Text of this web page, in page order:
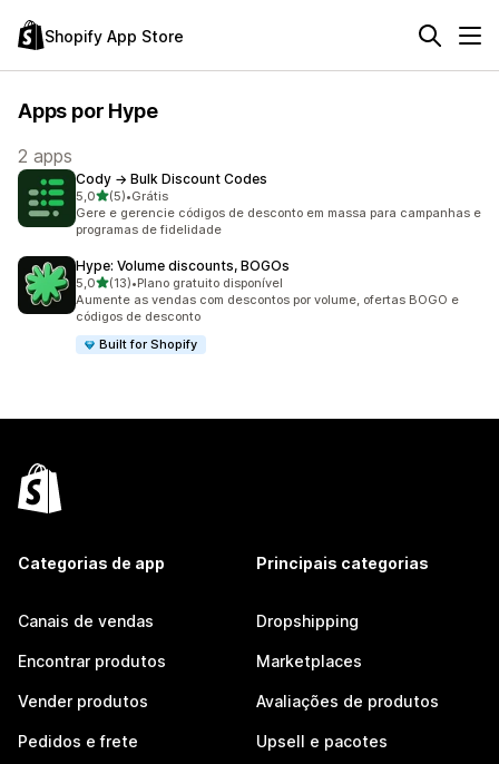
Shopify App Store
Apps por Hype
2 apps
Cody → Bulk Discount Codes
5,0de 5 estrelas
(5)
5 avaliações ao todo
•Grátis
Gere e gerencie códigos de desconto em massa para campanhas e
programas de fidelidade
Hype: Volume discounts, BOGOs
5,0de 5 estrelas
(13)
13 avaliações ao todo
•Plano gratuito disponível
Aumente as vendas com descontos por volume, ofertas BOGO e
códigos de desconto
Built for Shopify
Categorias de app
Canais de vendas
Encontrar produtos
Vender produtos
Pedidos e frete
Principais categorias
Dropshipping
Marketplaces
Avaliações de produtos
Upsell e pacotes